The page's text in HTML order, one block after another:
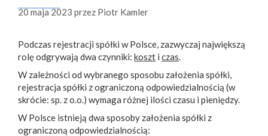
20 maja 2023 przez Piotr Kamler
Podczas rejestracji spółki w Polsce, zazwyczaj największą
rolę odgrywają dwa czynniki: koszt i czas.
W zależności od wybranego sposobu założenia spółki,
rejestracja spółki z ograniczoną odpowiedzialnością (w
skrócie: sp. z o.o.) wymaga różnej ilości czasu i pieniędzy.
W Polsce istnieją dwa sposoby założenia spółki z
ograniczoną odpowiedzialnością: